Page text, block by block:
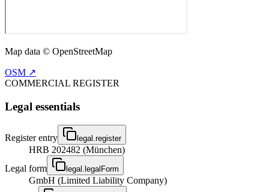
Map data © OpenStreetMap
OSM ↗
COMMERCIAL REGISTER
Legal essentials
Register entry legal.register
HRB 202482 (München)
Legal form
legal.legalForm
GmbH (Limited Liability Company)